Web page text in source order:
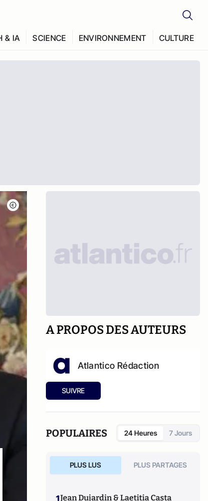
& IA SCIENCE ENVIRONNEMENT CULTURE
A PROPOS DES AUTEURS
Atlantico Rédaction
SUIVRE
POPULAIRES 24 Heures 7 Jours
PLUS LUS PLUS PARTAGES
Jean Dujardin & Laetitia Casta